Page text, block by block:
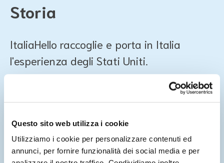
Questo sito web utilizza i cookie
Utilizziamo i cookie per personalizzare contenuti ed
annunci, per fornire funzionalità dei social media e per
Storia
ItaliaHello raccoglie e porta in Italia
l'esperienza degli Stati Uniti.
Nel 2011 Jessica Marks, esperta di migrazioni e consulente
per varie non profit, apre, insieme ad un piccolo team di
verificate sulla vita in America.
Grazie al diretto coinvolgimento degli interessati e